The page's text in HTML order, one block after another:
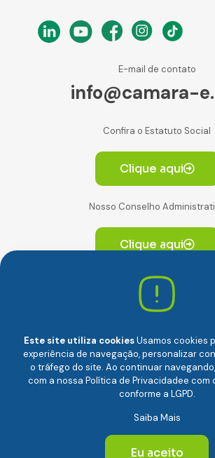
E-mail de contato
info@camara-
Confira o Estatuto Social
Clique aqui
Nosso Conselho
Clique aqui
Av. Paulista, 2064. Conjunto 14,
CEP 01310-928 Consolação – São
Câmara Brasileira da Economia Digital
Este site utiliza cookiesUsamos cookies
experiência de navegação, personalizar
o tráfego do site. Ao continuar
com a nossa Política de Privacidadee com
conforme a LGPD.
Saiba Mais
Eu aceito